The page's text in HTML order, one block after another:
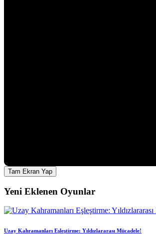
Tam Ekran Yap
Yeni Eklenen Oyunlar
Uzay Kahramanları Eşleştirme: Yıldızlararası Mücadele!